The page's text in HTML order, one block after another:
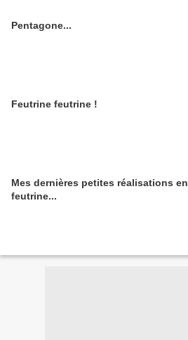
Pentagone...
Feutrine feutrine !
Mes dernières petites réalisations en
feutrine...